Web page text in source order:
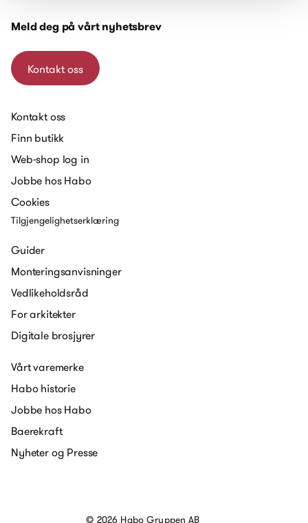
Meld deg på vårt nyhetsbrev
Kontakt oss
Kontakt oss
Finn butikk
Web-shop log in
Jobbe hos Habo
Cookies
Tilgjengelighetserklæring
Guider
Monteringsanvisninger
Vedlikeholdsråd
For arkitekter
Digitale brosjyrer
Vårt varemerke
Habo historie
Jobbe hos Habo
Baerekraft
Nyheter og Presse
© 2026 Habo Gruppen AB